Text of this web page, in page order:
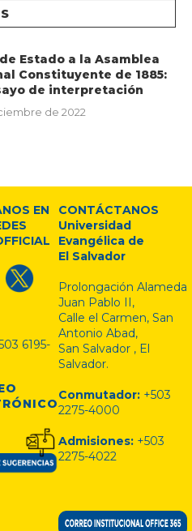
Estado a la Asamblea
Constituyente de 1885:
de interpretación
de 2022
EN
6195-
CONTÁCTANOS
Universidad
Evangélica de
El Salvador
Prolongación Alameda
Juan Pablo II,
Calle el Carmen, San
Antonio Abad,
San Salvador , El
Salvador.
Conmutador: +503
2275-4000
Admisiones: +503
2275-4022